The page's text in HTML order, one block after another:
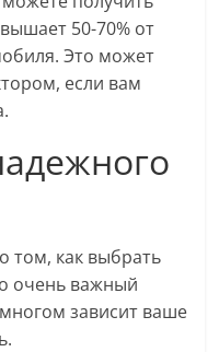
50-70% от
Это может
если вам
том, как выбрать
очень важный
зависит ваше